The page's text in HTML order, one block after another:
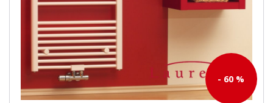
- 60 %